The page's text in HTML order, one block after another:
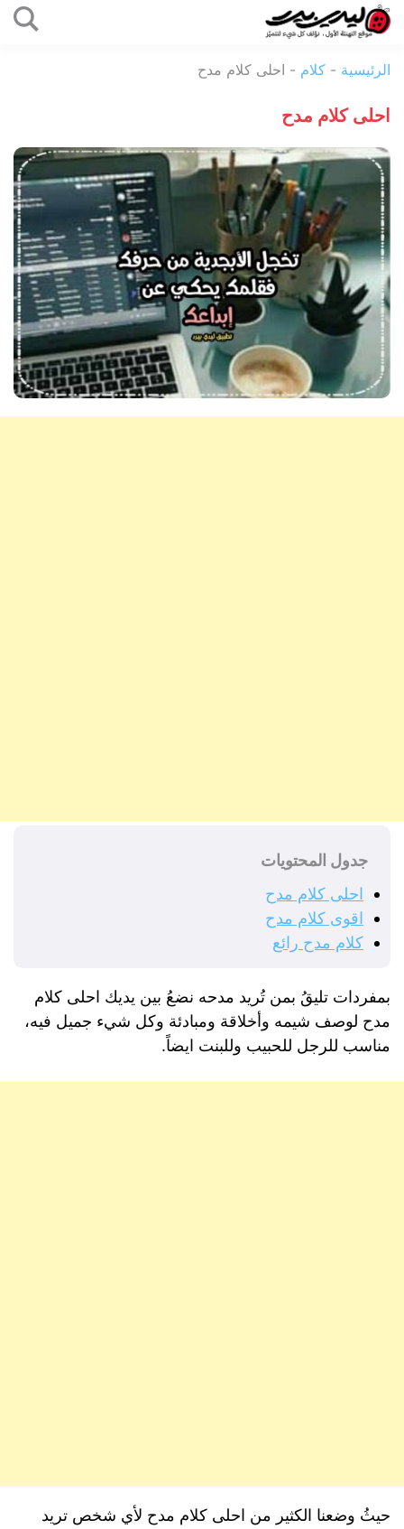
بيرد
الرئيسية - كلام - احلى كلام مدح
احلى كلام مدح
جدول المحتويات
احلى كلام مدح
اقوى كلام مدح
كلام مدح رائع
بمفردات تليقُ بمن تُريد مدحه نضعُ بين يديك احلى كلام
مدح لوصف شيمه وأخلاقة ومبادئة وكل شيء جميل فيه،
مناسب للرجل للحبيب وللبنت ايضاً.
حيثُ وضعنا الكثير من احلى كلام مدح لأي شخص تريد